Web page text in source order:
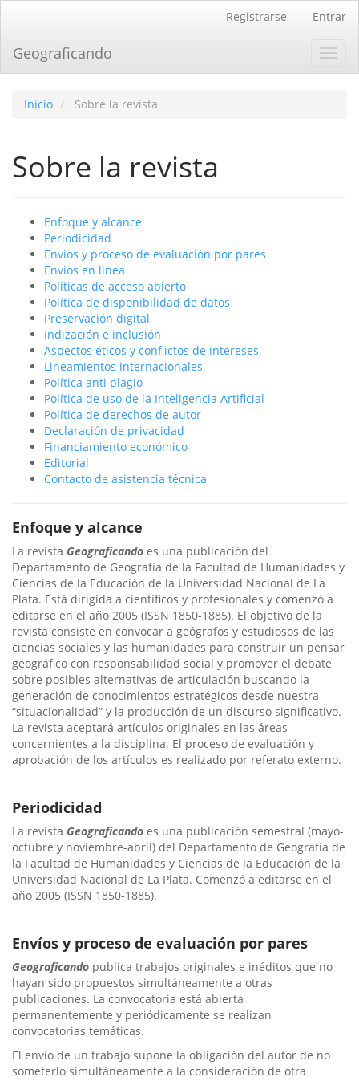
principal
Barra
Registrarse Entrar
Geograficando
Inicio Sobre la revista
Sobre la revista
Enfoque y alcance
Periodicidad
Envíos y proceso de evaluación por pares
Envíos en línea
Políticas de acceso abierto
Política de disponibilidad de datos
Preservación digital
Indización e inclusión
Aspectos éticos y conflictos de intereses
Lineamientos internacionales
Política anti plagio
Política de uso de la Inteligencia Artificial
Política de derechos de autor
Declaración de privacidad
Financiamiento económico
Editorial
Contacto de asistencia técnica
Enfoque y alcance
La revista Geograficando es una publicación del
Departamento de Geografía de la Facultad de Humanidades y
Ciencias de la Educación de la Universidad Nacional de La
Plata. Está dirigida a científicos y profesionales y comenzó a
editarse en el año 2005 (ISSN 1850-1885). El objetivo de la
revista consiste en convocar a geógrafos y estudiosos de las
ciencias sociales y las humanidades para construir un pensar
geográfico con responsabilidad social y promover el debate
sobre posibles alternativas de articulación buscando la
generación de conocimientos estratégicos desde nuestra
“situacionalidad” y la producción de un discurso significativo.
La revista aceptará artículos originales en las áreas
concernientes a la disciplina. El proceso de evaluación y
aprobación de los artículos es realizado por referato externo.
Periodicidad
La revista Geograficando es una publicación semestral (mayo-
octubre y noviembre-abril) del Departamento de Geografía de
la Facultad de Humanidades y Ciencias de la Educación de la
Universidad Nacional de La Plata. Comenzó a editarse en el
año 2005 (ISSN 1850-1885).
Envíos y proceso de evaluación por pares
Geograficando publica trabajos originales e inéditos que no
hayan sido propuestos simultáneamente a otras
publicaciones. La convocatoria está abierta
permanentemente y periódicamente se realizan
convocatorias temáticas.
El envío de un trabajo supone la obligación del autor de no
someterlo simultáneamente a la consideración de otra